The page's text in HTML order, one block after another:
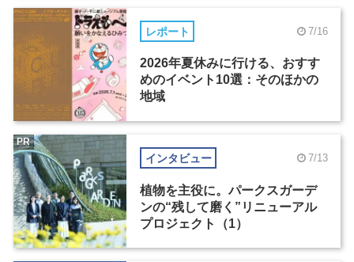
レポート 7/16
2026年夏休みに行ける、おすす
めのイベント10選：そのほかの
地域
インタビュー 7/13
植物を主役に。パークスガーデ
ンの“残して磨く”リニューアル
プロジェクト（1）
PR